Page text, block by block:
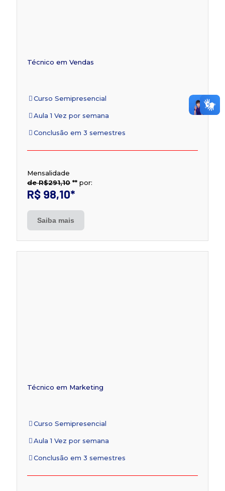
Técnico em Vendas
Curso Semipresencial
Aula 1 Vez por semana
Conclusão em 3 semestres
Mensalidade
de R$291,10 ** por:
R$ 98,10*
Saiba mais
Técnico em Marketing
Curso Semipresencial
Aula 1 Vez por semana
Conclusão em 3 semestres